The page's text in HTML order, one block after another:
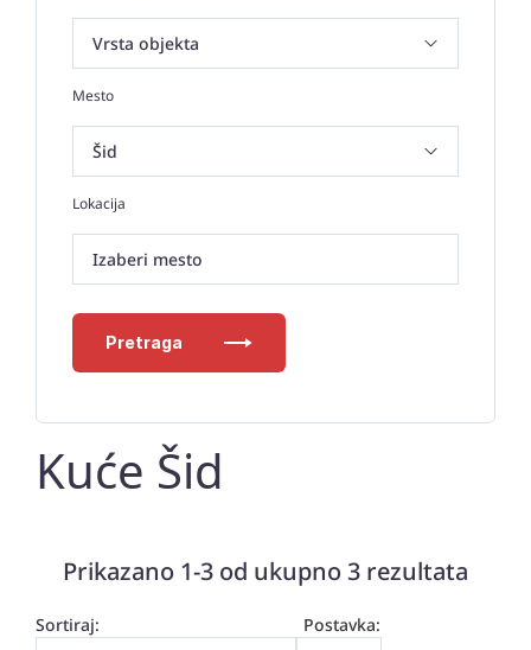
Mesto
Lokacija
Izaberi mesto
Pretraga
Kuće Šid
Prikazano 1-3 od ukupno 3 rezultata
Postavka:
Sortiraj: